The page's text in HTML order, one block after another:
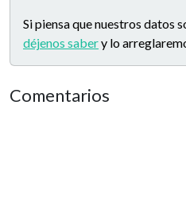
Si piensa que nuestros datos
déjenos sabery lo
Comentarios